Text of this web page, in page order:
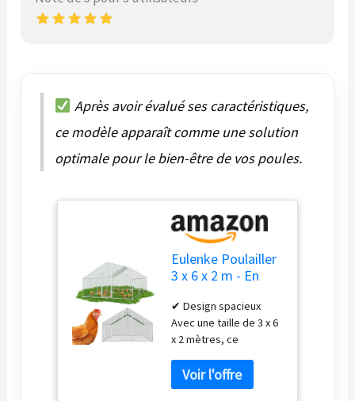
Après avoir évalué ses caractéristiques,
ce modèle apparaît comme une solution
optimale pour le bien-être de vos poules.
Eulenke Poulailler
3 x 6 x 2 m - En
Matériau
imperméable -
Avec auvent -
Facile à monter -
Pour l'extérieur
✔ Design spacieux
Avec une taille de 3 x 6
x 2 mètres, ce
beaucoup d'espace
pour plusieurs poules